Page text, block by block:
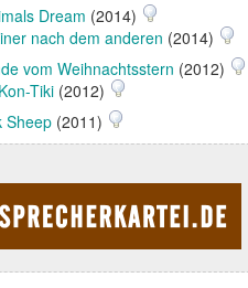
Dream (2014)
nach dem anderen (2014)
vom Weihnachtsstern (2012)
Kon-Tiki (2012)
Sheep (2011)